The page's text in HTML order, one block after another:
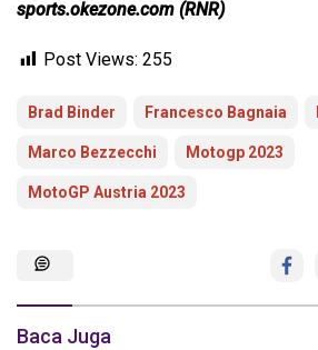
sports.okezone.com (RNR)
Post Views: 255
Brad Binder Francesco Bagnaia
Marco Bezzecchi Motogp 2023
MotoGP Austria 2023
Baca Juga